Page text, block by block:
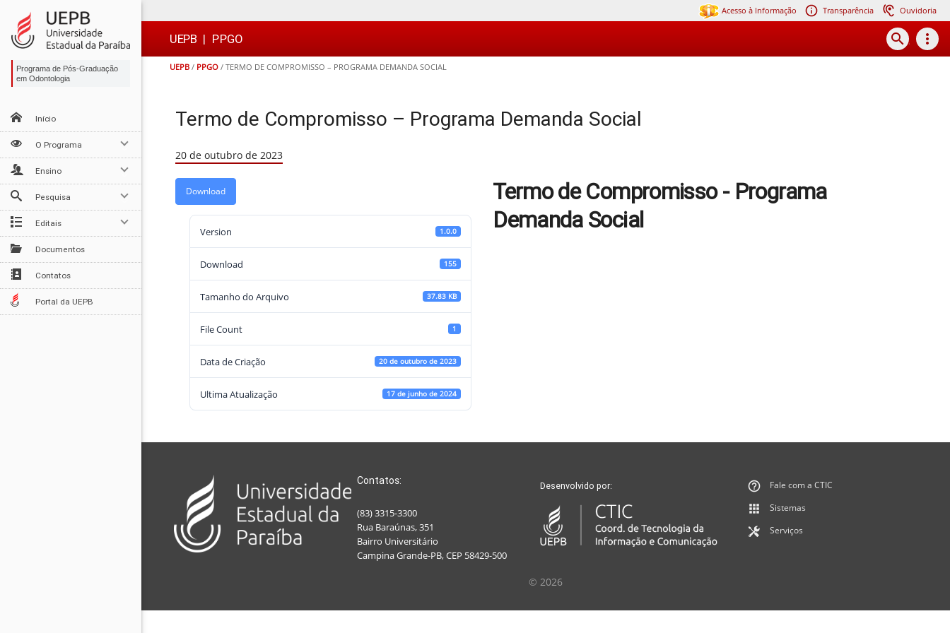
para
conteúdo
para
menu
para
busca
para
rodapé

Acesso à Informação Transparência Ouvidoria
UEPB | PPGO search more_vert
UEPB / PPGO / TERMO DE COMPROMISSO – PROGRAMA DEMANDA SOCIAL
Programa de Pós-Graduação
em Odontologia
Início
O Programa
Ensino
Pesquisa
Editais
Documentos
Contatos
Portal da UEPB
Termo de Compromisso – Programa Demanda Social
20 de outubro de 2023
Download
Version 1.0.0
Download 155
Tamanho do Arquivo 37.83 KB
File Count 1
Data de Criação 20 de outubro de 2023
Ultima Atualização 17 de junho de 2024
Termo de Compromisso - Programa
Demanda Social
Contatos:
(83) 3315-3300
Rua Baraúnas, 351
Bairro Universitário
Campina Grande-PB, CEP 58429-500
Desenvolvido por:
Fale com a CTIC
Sistemas
Serviços
© 2026